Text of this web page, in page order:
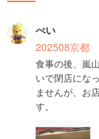
ぺい
202508京都
食事の後、嵐
いで閉店にな
ませんが、お
す。